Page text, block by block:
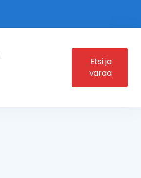
Etsi ja
varaa